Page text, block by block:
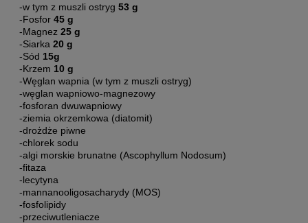
-w tym z muszli ostryg 53 g
-Fosfor 45 g
-Magnez 25 g
-Siarka 20 g
-Sód 15g
-Krzem 10 g
-Węglan wapnia (w tym z muszli ostryg)
-węglan wapniowo-magnezowy
-fosforan dwuwapniowy
-ziemia okrzemkowa (diatomit)
-drożdże piwne
-chlorek sodu
-algi morskie brunatne (Ascophyllum Nodosum)
-fitaza
-lecytyna
-mannanooligosacharydy (MOS)
-fosfolipidy
-przeciwutleniacze